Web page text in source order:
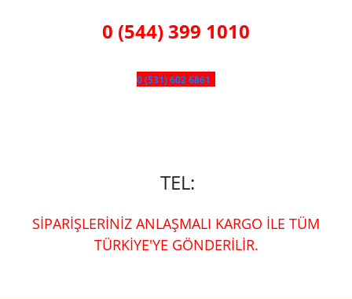
0 (544) 399 1010
0 (531) 602 6861
TEL:
SİPARİŞLERİNİZ ANLAŞMALI KARGO İLE TÜM
TÜRKİYE'YE GÖNDERİLİR.